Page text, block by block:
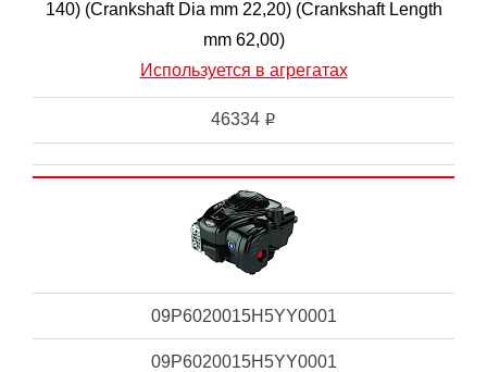
140) (Crankshaft Dia mm 22,20) (Crankshaft Length
mm 62,00)
Используется в агрегатах
46334 i
09P6020015H5YY0001
09P6020015H5YY0001